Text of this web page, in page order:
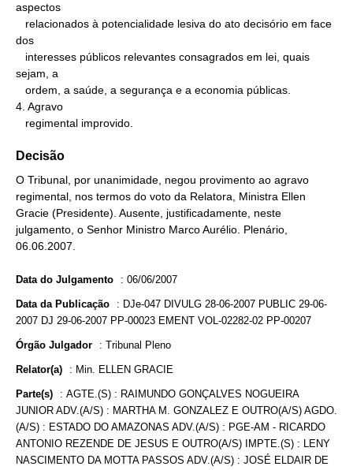
aspectos
dos
sejam, a
4. Agravo
   regimental improvido.
Decisão
O Tribunal, por unanimidade, negou provimento ao agravo
regimental, nos termos do voto da Relatora, Ministra Ellen
Gracie (Presidente). Ausente, justificadamente, neste
julgamento, o Senhor Ministro Marco Aurélio. Plenário,
06.06.2007.
Data do Julgamento : 06/06/2007
Data da Publicação : DJe-047 DIVULG 28-06-2007 PUBLIC 29-06-
2007 DJ 29-06-2007 PP-00023 EMENT VOL-02282-02 PP-00207
Órgão Julgador : Tribunal Pleno
Relator(a) : Min. ELLEN GRACIE
Parte(s) : AGTE.(S) : RAIMUNDO GONÇALVES NOGUEIRA
JUNIOR ADV.(A/S) : MARTHA M. GONZALEZ E OUTRO(A/S) AGDO.
(A/S) : ESTADO DO AMAZONAS ADV.(A/S) : PGE-AM - RICARDO
ANTONIO REZENDE DE JESUS E OUTRO(A/S) IMPTE.(S) : LENY
NASCIMENTO DA MOTTA PASSOS ADV.(A/S) : JOSÉ ELDAIR DE